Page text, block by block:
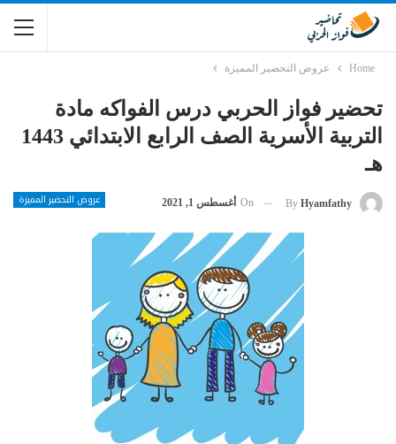
Home عروض التحضير المميزة
تحضير فواز الحربي درس الفواكه مادة
التربية الأسرية الصف الرابع الابتدائي 1443
هـ
عروض التحضير المميزة By Hyamfathy
On أغسطس 1, 2021